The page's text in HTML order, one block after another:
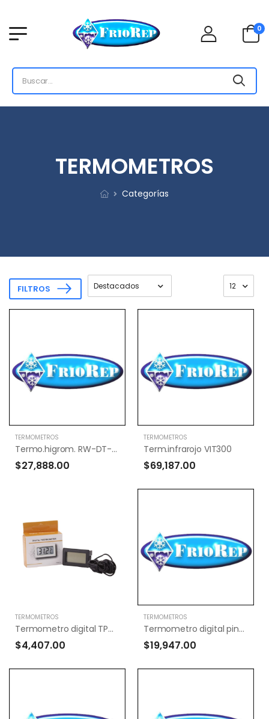
0
TERMOMETROS
Categorías
FILTROS
TERMOMETROS
Termo.higrom. RW-DT-2 (2 temp.)
$27,888.00
TERMOMETROS
Term.infrarojo VIT300
$69,187.00
TERMOMETROS
Termometro digital TPM-10A -50 +70
$4,407.00
TERMOMETROS
Termometro digital pincha carne WT-1 (-50 A 300)
$19,947.00